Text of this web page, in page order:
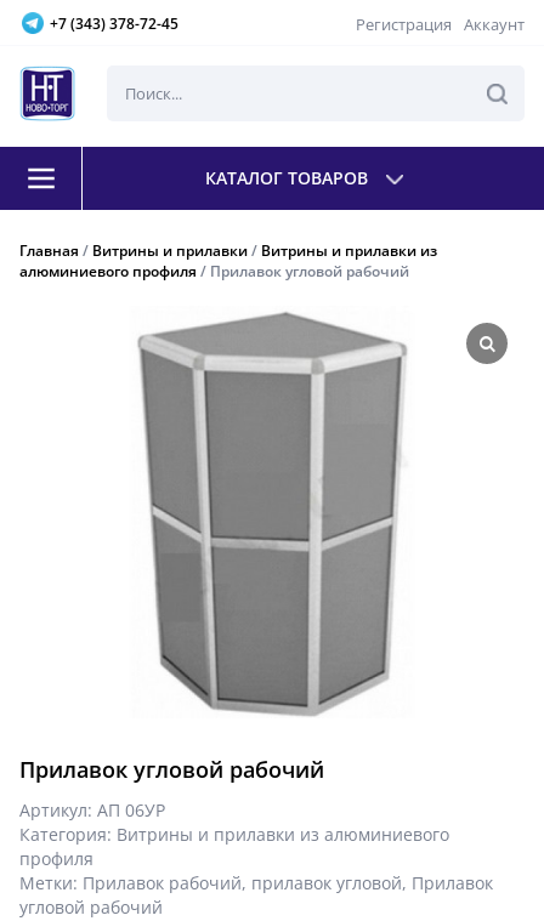
+7 (343) 378-72-45 Регистрация Аккаунт
КАТАЛОГ ТОВАРОВ
Главная / Витрины и прилавки/ Витрины и прилавки из
алюминиевого профиля / Прилавок угловой рабочий
Прилавок угловой рабочий
Артикул: АП 06УР
Категория: Витрины и прилавки из алюминиевого
профиля
Метки: Прилавок рабочий, прилавок угловой, Прилавок
угловой рабочий